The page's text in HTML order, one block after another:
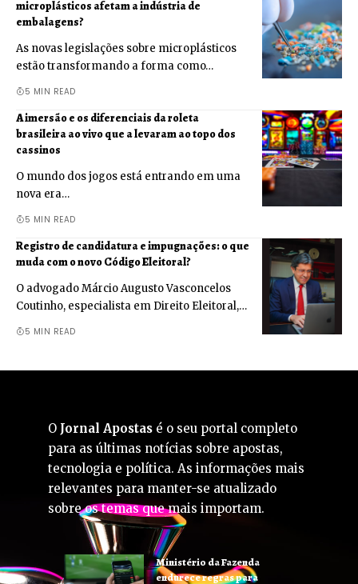
microplásticos afetam a indústria de
embalagens?
As novas legislações sobre microplásticos
estão transformando a forma como…
5 MIN READ
A imersão e os diferenciais da roleta
brasileira ao vivo que a levaram ao topo dos
cassinos
O mundo dos jogos está entrando em uma
nova era…
5 MIN READ
Registro de candidatura e impugnações: o que
muda com o novo Código Eleitoral?
O advogado Márcio Augusto Vasconcelos
Coutinho, especialista em Direito Eleitoral,…
5 MIN READ
O Jornal Apostas é o seu portal completo
para as últimas notícias sobre apostas,
tecnologia e política. As informações mais
relevantes para manter-se atualizado
sobre os temas que mais importam.
Ministério da Fazenda
endurece regras para